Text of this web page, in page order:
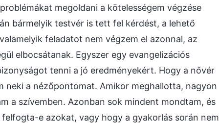
megoldani a kötelességem végzése
bármelyik testvér is tett fel kérdést, a lehető
feladatot nem végzem el azonnal, az
elbocsátanak. Egyszer egy evangelizációs
tenni a jó eredményekért. Hogy a nővér
neki a nézőpontomat. Amikor meghallotta, nagyon
a szívemben. Azonban sok mindent mondtam, és
e azokat, vagy hogy a gyakorlás során nem